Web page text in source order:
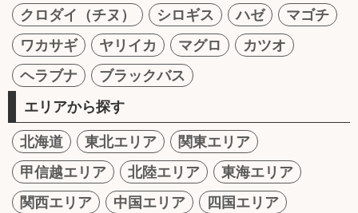
クロダイ（チヌ）
シロギス ハゼ
マゴチ
ワカサギ
ヤリイカ マグロ
カツオ
ヘラブナ
ブラックバス
エリアから探す
北海道 東北エリア
関東エリア
甲信越エリア
北陸エリア
東海エリア
関西エリア
中国エリア
四国エリア